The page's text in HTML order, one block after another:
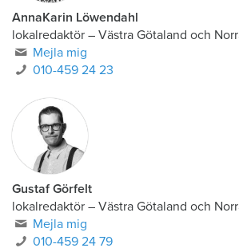
AnnaKarin Löwendahl
lokalredaktör – Västra Götaland och
Mejla mig
010-459 24 23
Gustaf Görfelt
lokalredaktör – Västra Götaland och
Mejla mig
010-459 24 79